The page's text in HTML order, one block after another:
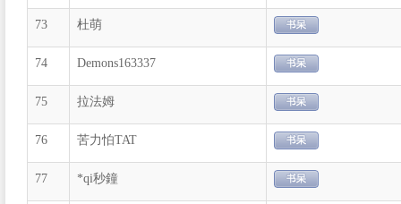
73 杜萌
74 Demons163337
75 拉法姆
76 苦力怕TAT
77 *qi秒鐘